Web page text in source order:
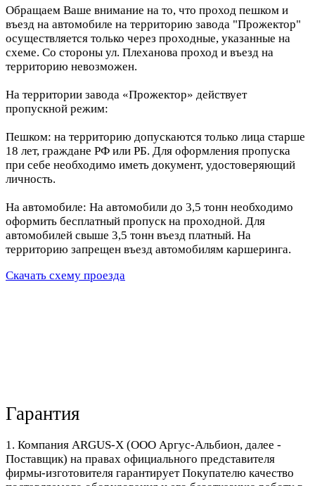
Обращаем Ваше внимание на то, что проход пешком и
въезд на автомобиле на территорию завода "Прожектор"
осуществляется только через проходные, указанные на
схеме. Со стороны ул. Плеханова проход и въезд на
территорию невозможен.
На территории завода «Прожектор» действует
пропускной режим:
Пешком: на территорию допускаются только лица старше
18 лет, граждане РФ или РБ. Для оформления пропуска
при себе необходимо иметь документ, удостоверяющий
личность.
На автомобиле: На автомобили до 3,5 тонн необходимо
оформить бесплатный пропуск на проходной. Для
автомобилей свыше 3,5 тонн въезд платный. На
территорию запрещен въезд автомобилям каршеринга.
Скачать схему проезда
Гарантия
1. Компания ARGUS-X (ООО Аргус-Альбион, далее -
Поставщик) на правах официального представителя
фирмы-изготовителя гарантирует Покупателю качество